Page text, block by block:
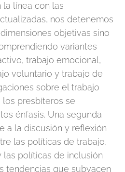
la línea con las
nos detenemos
objetivas sino
variantes
trabajo emocional,
voluntario y trabajo de
sobre el trabajo
presbíteros se
énfasis. Una segunda
a la discusión y reflexión
las políticas de trabajo,
políticas de inclusión
tendencias que subyacen